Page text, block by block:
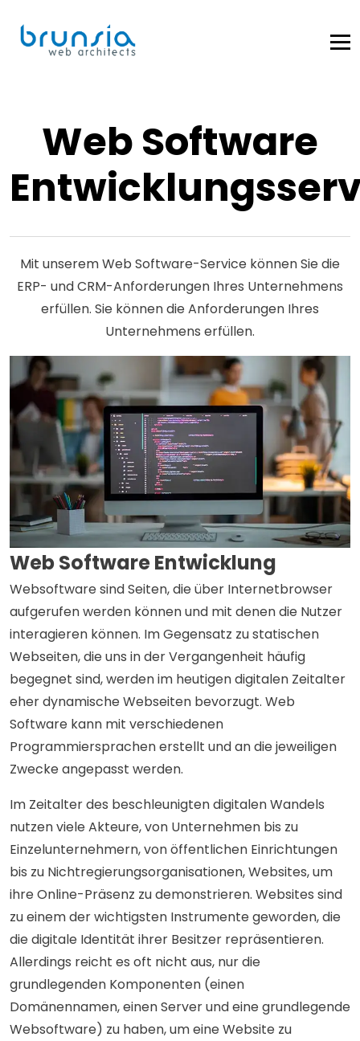
Web Software
Mit unserem Web Software-Service können Sie die
ERP- und CRM-Anforderungen Ihres Unternehmens
erfüllen. Sie können die Anforderungen Ihres
Unternehmens erfüllen.
Web Software Entwicklung
Websoftware sind Seiten, die über Internetbrowser
aufgerufen werden können und mit denen die Nutzer
interagieren können. Im Gegensatz zu statischen
Webseiten, die uns in der Vergangenheit häufig
begegnet sind, werden im heutigen digitalen Zeitalter
eher dynamische Webseiten bevorzugt. Web
Software kann mit verschiedenen
Programmiersprachen erstellt und an die jeweiligen
Zwecke angepasst werden.
Im Zeitalter des beschleunigten digitalen Wandels
nutzen viele Akteure, von Unternehmen bis zu
Einzelunternehmern, von öffentlichen Einrichtungen
bis zu Nichtregierungsorganisationen, Websites, um
ihre Online-Präsenz zu demonstrieren. Websites sind
zu einem der wichtigsten Instrumente geworden, die
die digitale Identität ihrer Besitzer repräsentieren.
Allerdings reicht es oft nicht aus, nur die
grundlegenden Komponenten (einen
Domänennamen, einen Server und eine grundlegende
Websoftware) zu haben, um eine Website zu